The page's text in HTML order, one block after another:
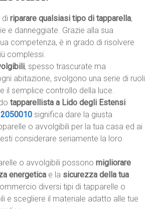
diriparare qualsiasi tipo di tapparella,
e danneggiate. Grazie alla sua
competenza, è in grado di risolvere
complessi.
, spesso trascurate ma
abitazione, svolgono una serie di ruoli
il semplice controllo della luce.
tapparellista a Lido degli Estensi
significa dare la giusta
o avvolgibili per la tua casa ed ai
considerare seriamente la loro
o avvolgibili possonomigliorare
energetica e la sicurezza della tua
diversi tipi di tapparelle o
e scegliere il materiale adatto alle tue